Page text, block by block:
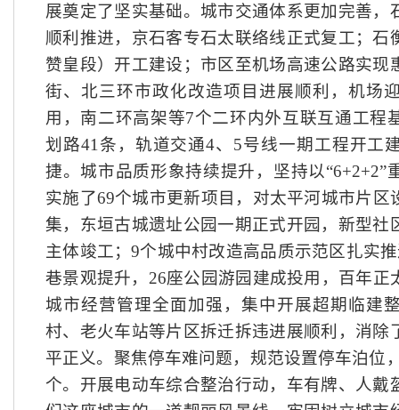
展奠定了坚实基础。城市交通体系更加完善，
顺利推进，京石客专石太联络线正式复工；石
赞皇段）开工建设；市区至机场高速公路实现
街、北三环市政化改造项目进展顺利，机场
用，南二环高架等7个二环内外互联互通工程
划路41条，轨道交通4、5号线一期工程开工
捷。城市品质形象持续提升，坚持以“6+2+2”
实施了69个城市更新项目，对太平河城市片区
集，东垣古城遗址公园一期正式开园，新型社
主体竣工；9个城中村改造高品质示范区扎实
巷景观提升，26座公园游园建成投用，百年正
城市经营管理全面加强，集中开展超期临建
村、老火车站等片区拆迁拆违进展顺利，消除
平正义。聚焦停车难问题，规范设置停车泊位
个。开展电动车综合整治行动，车有牌、人戴